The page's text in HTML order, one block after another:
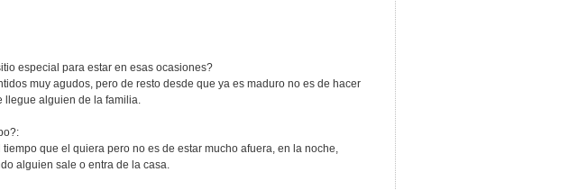
especial para estar en esas ocasiones?
agudos, pero de resto desde que ya es maduro no es de hacer
llegue alguien de la familia.
que el quiera pero no es de estar mucho afuera, en la noche,
alguien sale o entra de la casa.